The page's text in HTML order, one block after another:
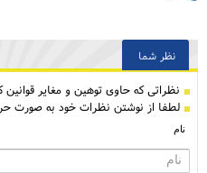
نظر شما
نظراتی كه حاوی توهین و مغایر
لطفا از نوشتن نظرات خود به صورت
نام